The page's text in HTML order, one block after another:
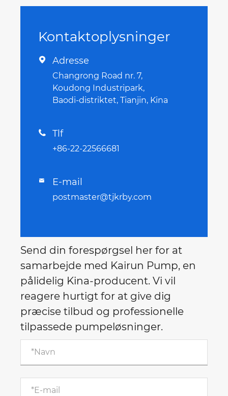
Kontaktoplysninger
 Adresse
Changrong Road nr. 7,
Koudong Industripark,
Baodi-distriktet, Tianjin, Kina
 Tlf
+86-22-22566681
 E-mail
postmaster@tjkrby.com
Send din forespørgsel her for at
samarbejde med Kairun Pump, en
pålidelig Kina-producent. Vi vil
reagere hurtigt for at give dig
præcise tilbud og professionelle
tilpassede pumpeløsninger.